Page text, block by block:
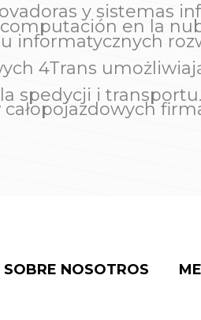
y sistemas
en la
informatycznych
4Trans
spedycji i transportu.
SOBRE NOSOTROS